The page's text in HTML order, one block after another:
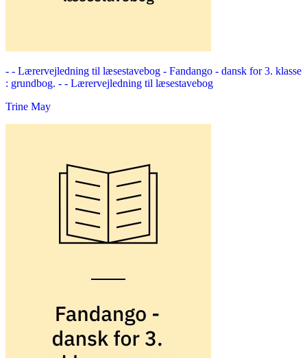
- - Lærervejledning til læsestavebog - Fandango - dansk for 3. klasse
: grundbog. - - Lærervejledning til læsestavebog
Trine May